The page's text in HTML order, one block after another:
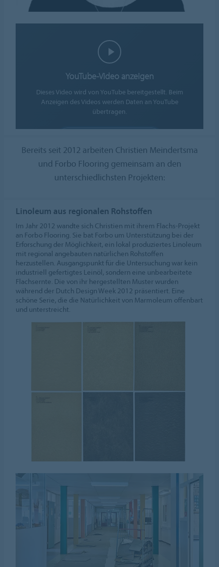
YouTube-Video anzeigen
Dieses Video wird von YouTube bereitgestellt. Beim
Anzeigen des Videos werden Daten an YouTube
übertragen.
Cookie-Einstellungen
Bereits seit 2012 arbeiten Christien Meindertsma
und Forbo Flooring gemeinsam an den
unterschiedlichsten Projekten:
Linoleum aus regionalen Rohstoffen
Im Jahr 2012 wandte sich Christien mit ihrem Flachs-Projekt
an Forbo Flooring. Sie bat Forbo um Unterstützung bei der
Erforschung der Möglichkeit, ein lokal produziertes Linoleum
mit regional angebauten natürlichen Rohstoffen
herzustellen. Ausgangspunkt für die Untersuchung war kein
industriell gefertigtes Leinöl, sondern eine unbearbeitete
Flachsernte. Die von ihr hergestellten Muster wurden
während der Dutch Design Week 2012 präsentiert. Eine
schöne Serie, die die Natürlichkeit von Marmoleum offenbart
und unterstreicht.